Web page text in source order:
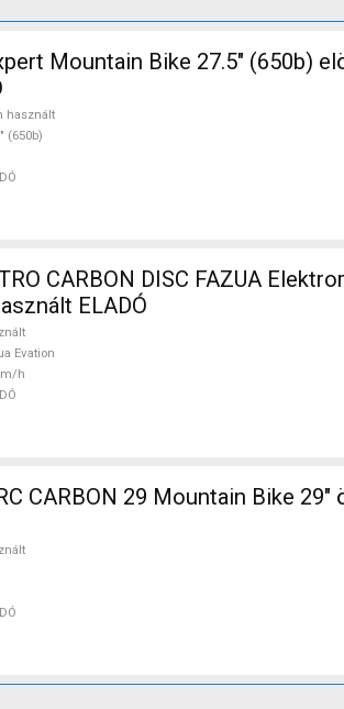
nem
használt
(650b)
CARBON DISC FAZUA
ELADÓ
Evation
h
Bike 29" össztelós / fully használt